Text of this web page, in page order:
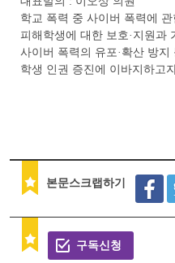
학교 폭력 중 사이버 폭력에
피해학생에 대한 보호·지원과
사이버 폭력의 유포·확산 방
학생 인권 증진에 이바지하고
본문스크랩하기
구독신청